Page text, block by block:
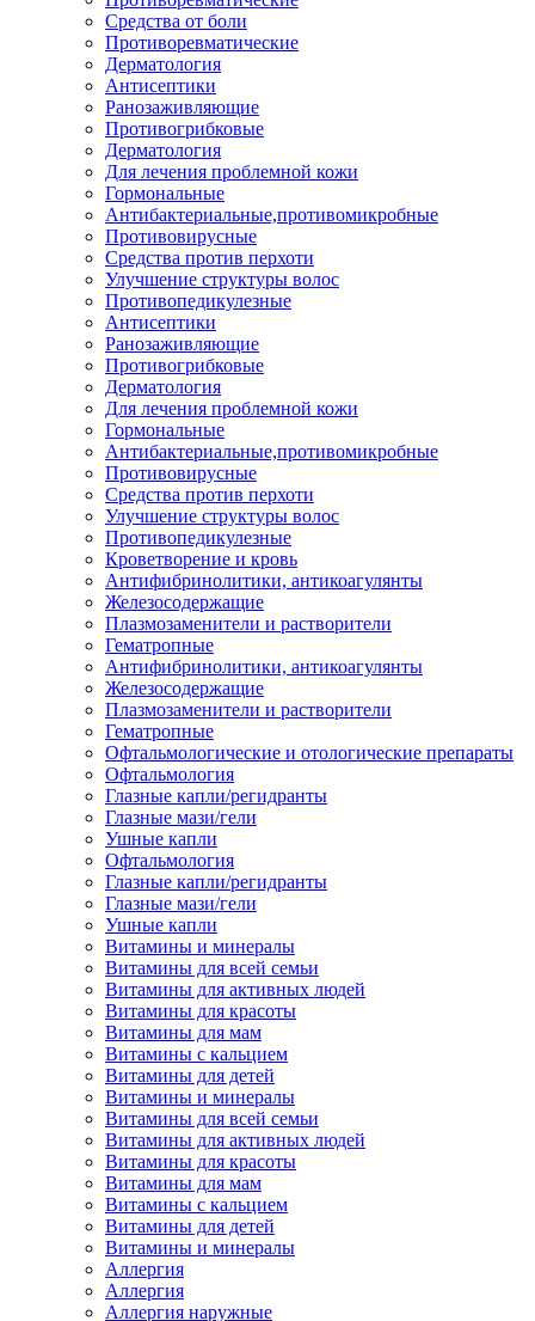
Средства от боли
Противоревматические
Дерматология
Антисептики
Ранозаживляющие
Противогрибковые
Дерматология
Для лечения проблемной кожи
Гормональные
Антибактериальные,противомикробные
Противовирусные
Средства против перхоти
Улучшение структуры волос
Противопедикулезные
Антисептики
Ранозаживляющие
Противогрибковые
Дерматология
Для лечения проблемной кожи
Гормональные
Антибактериальные,противомикробные
Противовирусные
Средства против перхоти
Улучшение структуры волос
Противопедикулезные
Кроветворение и кровь
Антифибринолитики, антикоагулянты
Железосодержащие
Плазмозаменители и растворители
Гематропные
Антифибринолитики, антикоагулянты
Железосодержащие
Плазмозаменители и растворители
Гематропные
Офтальмологические и отологические препараты
Офтальмология
Глазные капли/регидранты
Глазные мази/гели
Ушные капли
Офтальмология
Глазные капли/регидранты
Глазные мази/гели
Ушные капли
Витамины и минералы
Витамины для всей семьи
Витамины для активных людей
Витамины для красоты
Витамины для мам
Витамины с кальцием
Витамины для детей
Витамины и минералы
Витамины для всей семьи
Витамины для активных людей
Витамины для красоты
Витамины для мам
Витамины с кальцием
Витамины для детей
Витамины и минералы
Аллергия
Аллергия
Аллергия наружные